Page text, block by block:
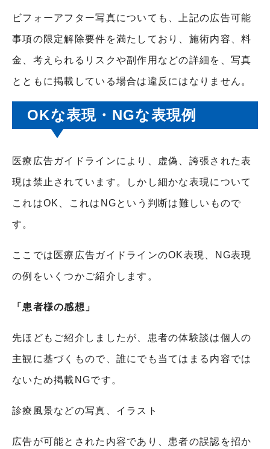
ビフォーアフター写真についても、上記の広告可能
事項の限定解除要件を満たしており、施術内容、料
金、考えられるリスクや副作用などの詳細を、写真
とともに掲載している場合は違反にはなりません。
OKな表現・ NGな表現例
医療広告ガイドラインにより、虚偽、誇張された表
現は禁止されています。しかし細かな表現について
これはOK 、これは NGという判断は難しいもので
す。
ここでは医療広告ガイドラインのOK表現、 NG表現
の例をいくつかご紹介します。
「患者様の感想」
先ほどもご紹介しましたが、患者の体験談は個人の
主観に基づくもので、誰にでも当てはまる内容では
ないため掲載 NGです。
診療風景などの写真、イラスト
広告が可能とされた内容であり、患者の誤認を招か